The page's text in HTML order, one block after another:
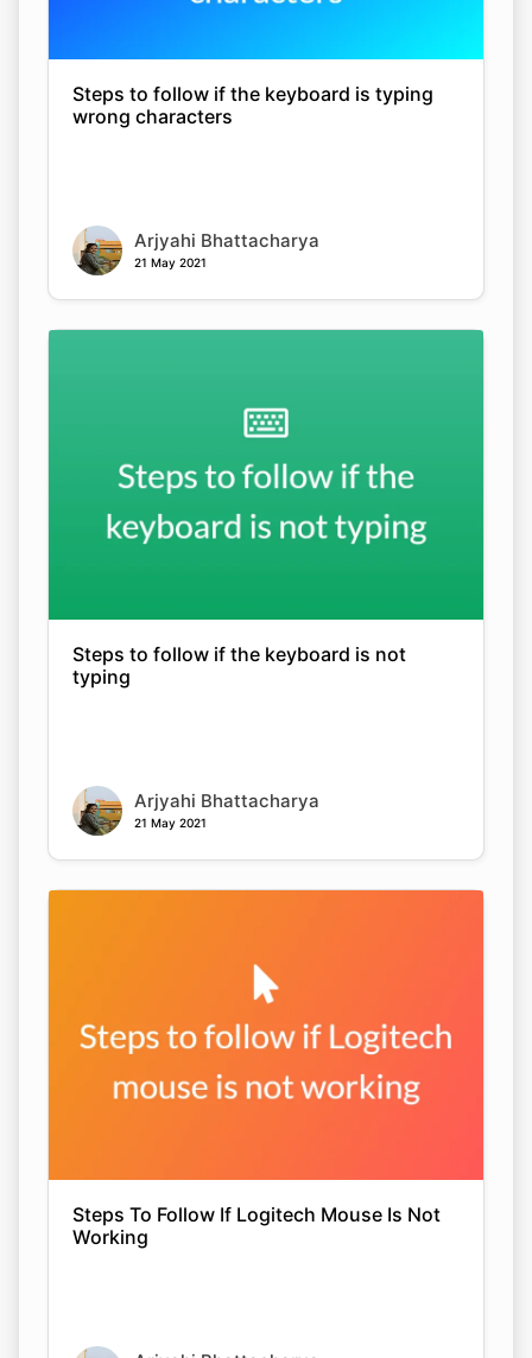
Steps to follow if the keyboard is typing
wrong characters
Arjyahi Bhattacharya
21 May 2021
Steps to follow if the keyboard is not
typing
Arjyahi Bhattacharya
21 May 2021
Steps To Follow If Logitech Mouse Is Not
Working